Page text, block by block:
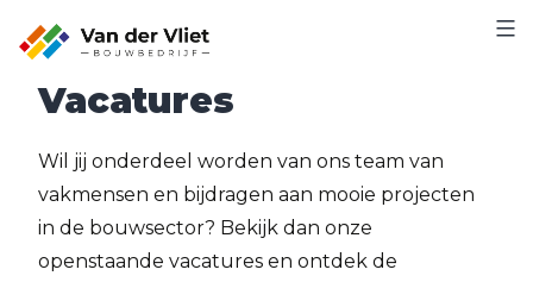
Skip
Vacatures
Wil jij onderdeel worden van ons team van
vakmensen en bijdragen aan mooie projecten
in de bouwsector? Bekijk dan onze
openstaande vacatures en ontdek de